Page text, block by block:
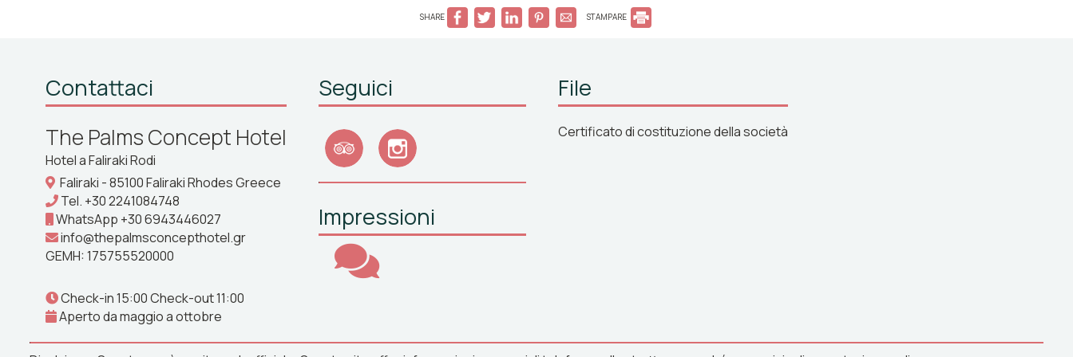
SHARE STAMPARE
Contattaci
The Palms Concept Hotel
Hotel a Faliraki Rodi
Faliraki - 85100 Faliraki Rhodes Greece
Tel. +30 2241084748
WhatsApp +30 6943446027
info@thepalmsconcepthotel.gr
GEMH: 175755520000
Check-in 15:00 Check-out 11:00
Aperto da maggio a ottobre
Seguici
Impressioni
File
Certificato di costituzione della società